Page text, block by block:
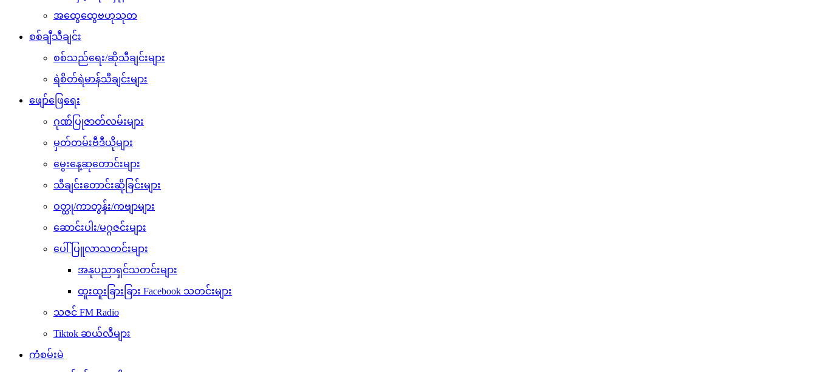
အထွေထွေဗဟုသုတ
စစ်ချီသီချင်း
စစ်သည်ရေး/ဆိုသီချင်းများ
ရဲစိတ်ရဲမာန်သီချင်းများ
ဖျော်ဖြေရေး
ဂုဏ်ပြုဇာတ်လမ်းများ
မှတ်တမ်းဗီဒီယိုများ
မွေးနေ့ဆုတောင်းများ
သီချင်းတောင်းဆိုခြင်းများ
ဝတ္ထု/ကာတွန်း/ကဗျာများ
ဆောင်းပါး/မဂ္ဂဇင်းများ
ပေါ်ပြူလာသတင်းများ
အနုပညာရှင်သတင်းများ
ထူးထူးခြားခြား Facebook သတင်းများ
သဇင် FM Radio
Tiktok ဆယ်လီများ
ကံစမ်းမဲ